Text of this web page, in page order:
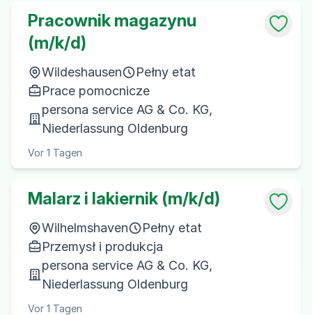
Pracownik magazynu
(m/k/d)
Wildeshausen
Pełny etat
Prace pomocnicze
persona service AG & Co. KG,
Niederlassung Oldenburg
Vor 1 Tagen
Malarz i lakiernik (m/k/d)
Wilhelmshaven
Pełny etat
Przemysł i produkcja
persona service AG & Co. KG,
Niederlassung Oldenburg
Vor 1 Tagen